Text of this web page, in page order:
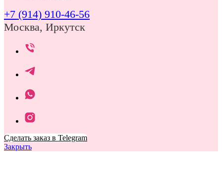
+7 (914) 910-46-56
Москва, Иркутск
Сделать заказ в Telegram
Закрыть